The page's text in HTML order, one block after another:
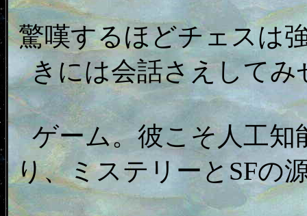
驚嘆するほどチェスは
きには会話さえして
ゲーム。彼こそ人工
り、ミステリーとSFの